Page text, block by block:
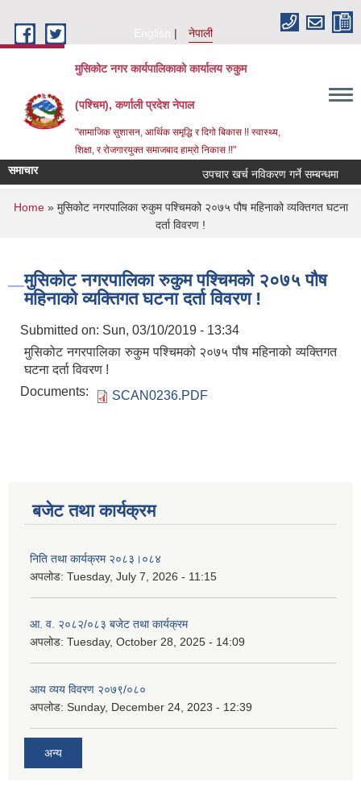
English
नेपाली
मुसिकोट नगर कार्यपालिकाको कार्यालय रुकुम
(पश्चिम), कर्णाली प्रदेश नेपाल
"सामाजिक सुशासन, आर्थिक समृद्धि र दिगो बिकास !! स्वास्थ्य,
शिक्षा, र रोजगारयुक्त समाजबाद हाम्रो निकास !!"
समाचार उपचार खर्च नविकरण गर्ने सम्बन्धमा
You are here
Home» मुसिकोट नगरपालिका रुकुम पश्चिमको २०७५ पौष महिनाको व्यक्तिगत घटना
दर्ता विवरण !
मुसिकोट नगरपालिका रुकुम पश्चिमको २०७५ पौष
महिनाको व्यक्तिगत घटना दर्ता विवरण !
Submitted on: Sun, 03/10/2019 - 13:34
मुसिकोट नगरपालिका रुकुम पश्चिमको २०७५ पौष महिनाको व्यक्तिगत
घटना दर्ता विवरण !
Documents:
SCAN0236.PDF
बजेट तथा कार्यक्रम
निति तथा कार्यक्रम २०८३।०८४
अपलोड: Tuesday, July 7, 2026 - 11:15
आ. व. २०८२/०८३ बजेट तथा कार्यक्रम
अपलोड: Tuesday, October 28, 2025 - 14:09
आय व्यय विवरण २०७९/०८०
अपलोड: Sunday, December 24, 2023 - 12:39
अन्य